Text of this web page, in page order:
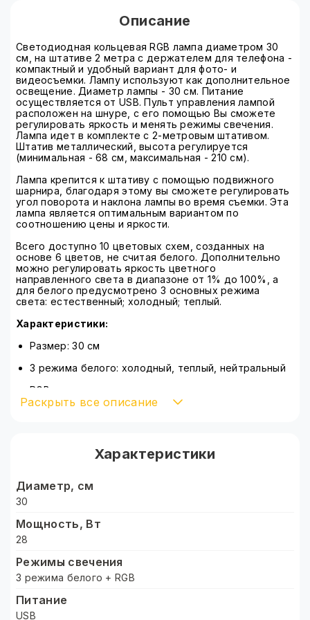
Описание
Светодиодная кольцевая RGB лампа диаметром 30
см, на штативе 2 метра с держателем для телефона -
компактный и удобный вариант для фото- и
видеосъемки. Лампу используют как дополнительное
освещение. Диаметр лампы - 30 см. Питание
осуществляется от USB. Пульт управления лампой
расположен на шнуре, с его помощью Вы сможете
регулировать яркость и менять режимы свечения.
Лампа идет в комплекте с 2-метровым штативом.
Штатив металлический, высота регулируется
(минимальная - 68 см, максимальная - 210 см).
Лампа крепится к штативу с помощью подвижного
шарнира, благодаря этому вы сможете регулировать
угол поворота и наклона лампы во время съемки. Эта
лампа является оптимальным вариантом по
соотношению цены и яркости.
Всего доступно 10 цветовых схем, созданных на
основе 6 цветов, не считая белого. Дополнительно
можно регулировать яркость цветного
направленного света в диапазоне от 1% до 100%, а
для белого предусмотрено 3 основных режима
света: естественный; холодный; теплый.
Характеристики:
Размер: 30 см
3 режима белого: холодный, теплый, нейтральный
RGB подсветка
Регулировка яркости
Питание от: павербанка, ноутбука, компьютера,
Вращение на 360
141 светодиод
Цветовая температура: 2700К-5600К
Штатив регулируется 68-210 см
Раскрыть все описание
Характеристики
Диаметр, см
30
Мощность, Вт
28
Режимы свечения
3 режима белого + RGB
Питание
USB